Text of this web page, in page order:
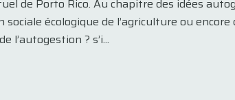
de Porto Rico. Au chapitre des idées
écologique de l’agriculture ou
l’autogestion ? s’i...